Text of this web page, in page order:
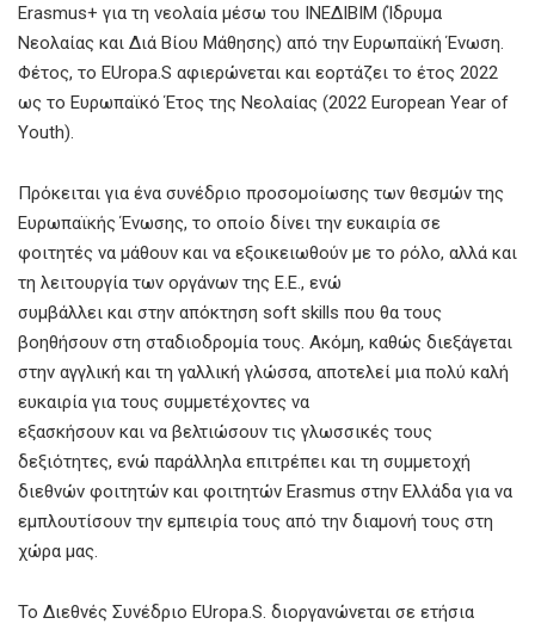
Erasmus+ για τη νεολαία μέσω του ΙΝΕΔΙΒΙΜ (Ίδρυμα
Νεολαίας και Διά Βίου Μάθησης) από την Ευρωπαϊκή Ένωση.
Φέτος, το EUropa.S αφιερώνεται και εορτάζει το έτος 2022
ως το Ευρωπαϊκό Έτος της Νεολαίας (2022 European Year of
Youth).
Πρόκειται για ένα συνέδριο προσομοίωσης των θεσμών της
Ευρωπαϊκής Ένωσης, το οποίο δίνει την ευκαιρία σε
φοιτητές να μάθουν και να εξοικειωθούν με το ρόλο, αλλά και
τη λειτουργία των οργάνων της Ε.Ε., ενώ
συμβάλλει και στην απόκτηση soft skills που θα τους
βοηθήσουν στη σταδιοδρομία τους. Ακόμη, καθώς διεξάγεται
στην αγγλική και τη γαλλική γλώσσα, αποτελεί μια πολύ καλή
ευκαιρία για τους συμμετέχοντες να
εξασκήσουν και να βελτιώσουν τις γλωσσικές τους
δεξιότητες, ενώ παράλληλα επιτρέπει και τη συμμετοχή
διεθνών φοιτητών και φοιτητών Erasmus στην Ελλάδα για να
εμπλουτίσουν την εμπειρία τους από την διαμονή τους στη
χώρα μας.
Το Διεθνές Συνέδριο EUropa.S. διοργανώνεται σε ετήσια